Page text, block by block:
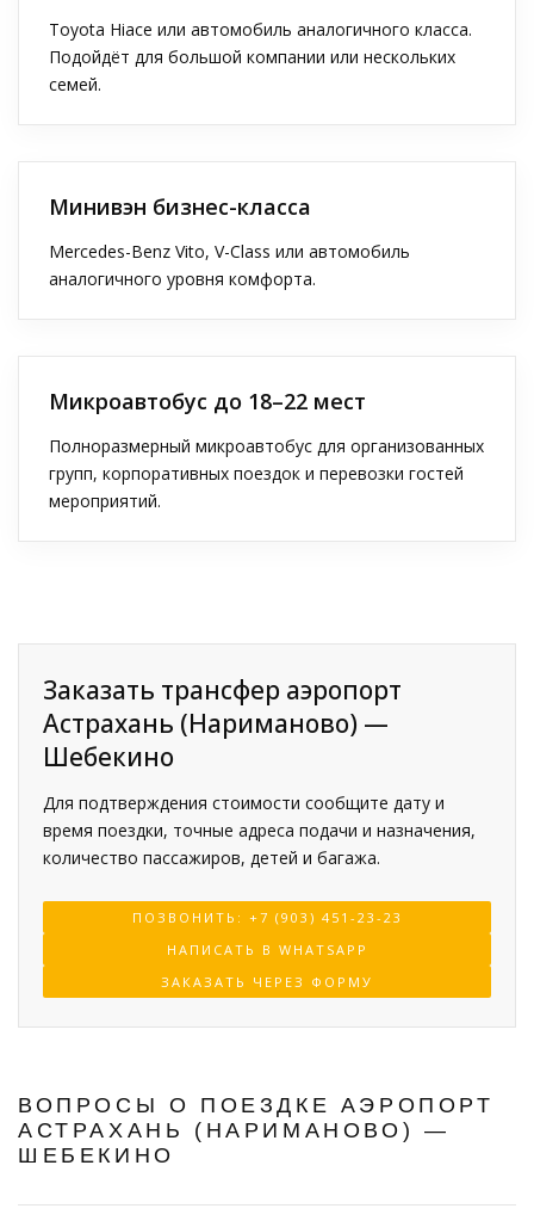
Toyota Hiace или автомобиль аналогичного класса.
Подойдёт для большой компании или нескольких
семей.
Минивэн бизнес-класса
Mercedes-Benz Vito, V-Class или автомобиль
аналогичного уровня комфорта.
Микроавтобус до 18–22 мест
Полноразмерный микроавтобус для организованных
групп, корпоративных поездок и перевозки гостей
мероприятий.
Заказать трансфер аэропорт
Астрахань (Нариманово) —
Шебекино
Для подтверждения стоимости сообщите дату и
время поездки, точные адреса подачи и назначения,
количество пассажиров, детей и багажа.
ПОЗВОНИТЬ: +7 (903) 451-23-23
НАПИСАТЬ В WHATSAPP
ЗАКАЗАТЬ ЧЕРЕЗ ФОРМУ
ВОПРОСЫ О ПОЕЗДКЕ АЭРОПОРТ
АСТРАХАНЬ (НАРИМАНОВО) —
ШЕБЕКИНО